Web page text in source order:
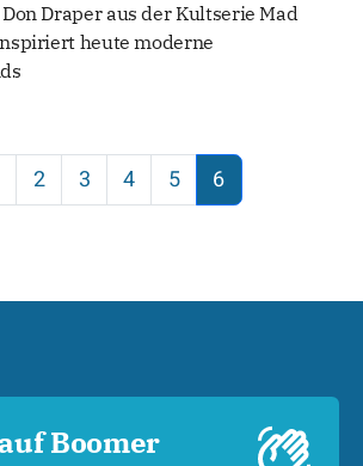
Draper aus der Kultserie Mad
heute moderne
2 3 4 5 6
Boomer